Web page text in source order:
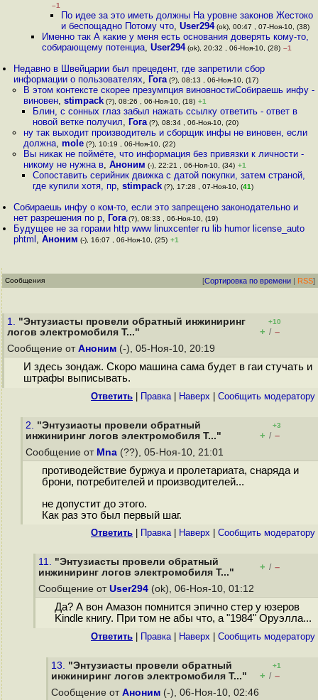
–1
По идее за это иметь должны На уровне законов Жестоко
и беспощадно Потому что, User294(ok), 00:47 , 07-Ноя-10, (38)
Именно так А какие у меня есть основания доверять кому-то,
собирающему потенциа,User294(ok), 20:32 , 06-Ноя-10, (28) –1
Недавно в Швейцарии был прецедент, где запретили сбор
информации о пользователях, Гога (?), 08:13 , 06-Ноя-10, (17)
В этом контексте скорее презумпция виновностиСобираешь инфу -
виновен, stimpack(?), 08:26 , 06-Ноя-10, (18) +1
Блин, с сонных глаз забыл нажать ссылку ответить - ответ в
новой ветке получил, Гога(?), 08:34 , 06-Ноя-10, (20)
ну так выходит производитель и сборщик инфы не виновен, если
должна, mole(?), 10:19 , 06-Ноя-10, (22)
Вы никак не поймёте, что информация без привязки к личности -
никому не нужна в, Аноним (-), 22:21 , 06-Ноя-10, (34) +1
Сопоставить серийник движка с датой покупки, затем страной,
где купили хотя, пр, stimpack(?), 17:28 , 07-Ноя-10, (41)
Собираешь инфу о ком-то, если это запрещено законодательно и
нет разрешения по р, Гога (?), 08:33 , 06-Ноя-10, (19)
Будущее не за горами http www linuxcenter ru lib humor license_auto
phtml ,Аноним (-), 16:07 , 06-Ноя-10, (25) +1
Сообщения [Сортировка по времени | RSS]
1. "Энтузиасты провели обратный инжиниринг
логов электромобиля T..."
+10
+ / –
Сообщение от Аноним (-), 05-Ноя-10, 20:19
И здесь зондаж. Скоро машина сама будет в гаи стучать и
штрафы выписывать.
Ответить Правка| Наверх Cообщить модератору
2. "Энтузиасты провели обратный
инжиниринг логов электромобиля T..."
+3
+ / –
Сообщение от Mna (??), 05-Ноя-10, 21:01
противодействие буржуа и пролетариата, снаряда и
брони, потребителей и производителей...
не допустит до этого.
Как раз это был первый шаг.
Ответить Правка| Наверх Cообщить модератору
11. "Энтузиасты провели обратный
инжиниринг логов электромобиля T..."
+ / –
Сообщение от User294 (ok), 06-Ноя-10, 01:12
Да? А вон Амазон помнится эпично стер у юзеров
Kindle книгу. При том не абы что, а "1984" Оруэлла...
Ответить Правка| Наверх Cообщить модератору
13. "Энтузиасты провели обратный
инжиниринг логов электромобиля T..."
+1
+ / –
Сообщение от Аноним (-), 06-Ноя-10, 02:46